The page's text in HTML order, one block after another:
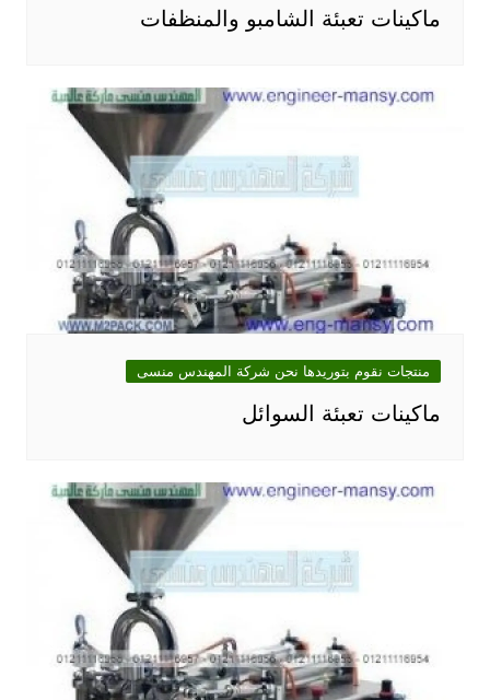
ماكينات تعبئة الشامبو والمنظفات
منتجات نقوم بتوريدها نحن شركة المهندس منسى
ماكينات تعبئة السوائل